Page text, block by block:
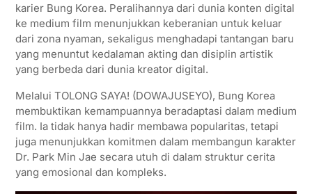
karier Bung Korea. Peralihannya dari dunia konten digital
ke medium film menunjukkan keberanian untuk keluar
dari zona nyaman, sekaligus menghadapi tantangan baru
yang menuntut kedalaman akting dan disiplin artistik
yang berbeda dari dunia kreator digital.
Melalui TOLONG SAYA! (DOWAJUSEYO), Bung Korea
membuktikan kemampuannya beradaptasi dalam medium
film. Ia tidak hanya hadir membawa popularitas, tetapi
juga menunjukkan komitmen dalam membangun karakter
Dr. Park Min Jae secara utuh di dalam struktur cerita
yang emosional dan kompleks.